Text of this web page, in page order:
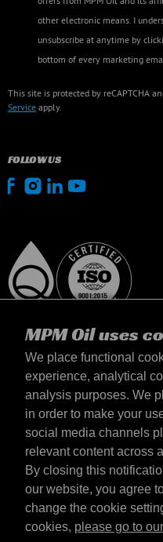
MPM Oil uses
We place functional
experience, analytical
analysis purposes. We
in order to make your
social media channels
relevant content across
By closing this
our website, you agree
change the cookie
cookies, please go to
other electronic means. I
unsubscribe at anytime by
bottom of every marketing
This site is protected by reCAPTCHA
Service apply.
FOLLOW US
Magyarország
Elérhetőség
Általános szerződési
Szállítási feltételek
Adatvédelmi nyilatkozat